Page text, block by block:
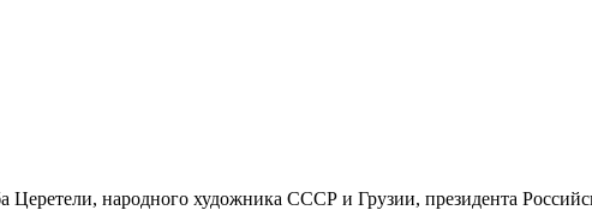
народного художника СССР и Грузии, президента